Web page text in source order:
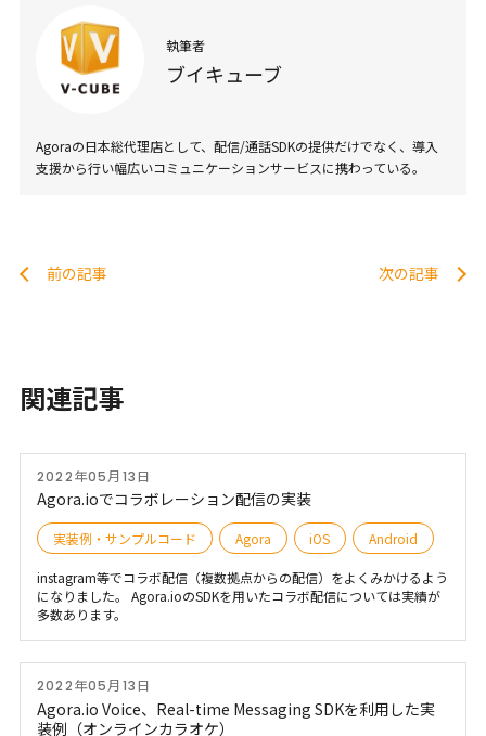
執筆者
ブイキューブ
Agoraの日本総代理店として、配信/通話SDKの提供だけでなく、導入
支援から行い幅広いコミュニケーションサービスに携わっている。
前の記事 次の記事
関連記事
2022年05月13日
Agora.ioでコラボレーション配信の実装
実装例・サンプルコード Agora iOS Android
instagram等でコラボ配信（複数拠点からの配信）をよくみかけるよう
になりました。 Agora.ioのSDKを用いたコラボ配信については実績が
多数あります。
2022年05月13日
Agora.io Voice、Real-time Messaging SDKを利用した実
装例（オンラインカラオケ）